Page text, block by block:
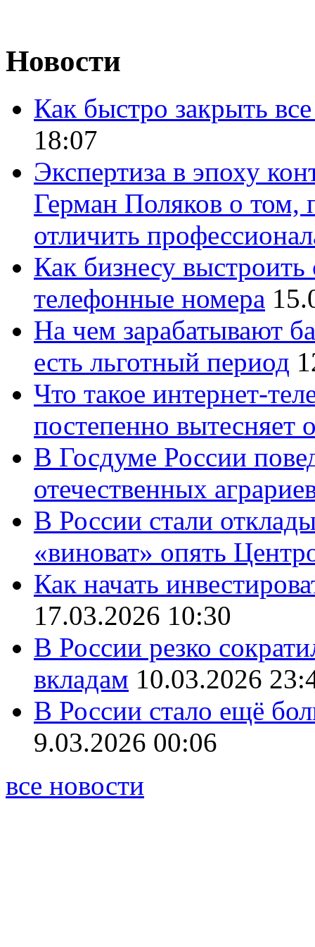
Новости
Как быстро закрыть
18:07
Экспертиза в эпоху
Герман Поляков о том,
отличить
Как бизнесу
телефонные номера
На чем зарабатывают
есть льготный период
Что такое интернет-
постепенно вытесняет
В Госдуме России
отечественных
В России стали
«виноват» опять
Как начать
17.03.2026 10:30
В России резко
вкладам 10.03.2026
В России стало ещё
9.03.2026 00:06
все новости